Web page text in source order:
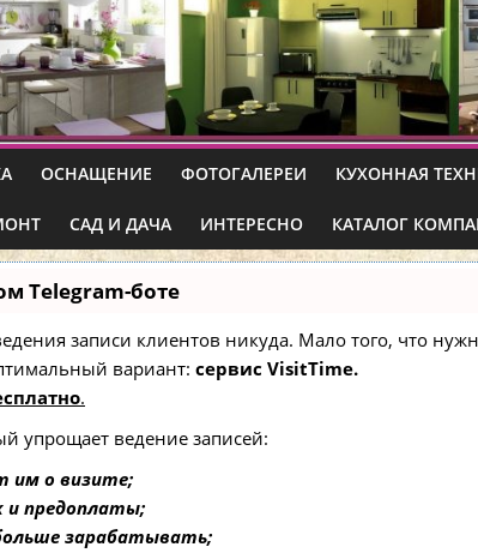
ОСНАЩЕНИЕ ФОТОГАЛЕРЕИ КУХОННАЯ
САД И ДАЧА ИНТЕРЕСНО КАТАЛОГ
Telegram-боте
записи клиентов никуда. Мало того, что
вариант: сервис VisitTime.
.
упрощает ведение записей:
им о визите;
и предоплаты;
зарабатывать;